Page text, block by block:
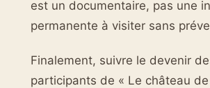
est un documentaire, pas une
permanente à visiter sans
Finalement, suivre le devenir
participants de « Le château